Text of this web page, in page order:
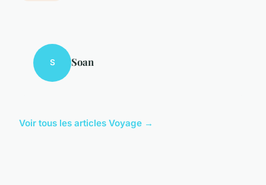
S Soan
Voir tous les articles Voyage →